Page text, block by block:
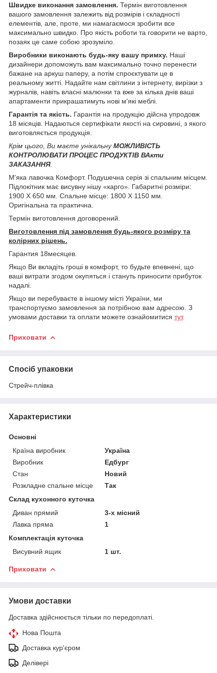
Швидке виконання замовлення. Термін виготовлення
вашого замовлення залежить від розмірів і складності
елементів, але, проте, ми намагаємося зробити все
максимально швидко. Про якість роботи та говорити не варто,
позаяк це саме собою зрозуміло.
Виробники виконають будь-яку вашу примху. Наші
дизайнери допоможуть вам максимально точно перенести
бажане на аркуш паперу, а потім спроєктувати це в
реальному житті. Надайте нам світлини з інтернету, вирізки з
журналів, навіть власні малюнки та вже за кілька днів ваші
апартаменти прикрашатимуть нові м'які меблі.
Гарантія та якість. Гарантія на продукцію дійсна упродовж
18 місяців. Надаються сертифікати якості на сировині, з якого
виготовляється продукція.
Крім цього, Ви маєте унікальнуМОЖЛИВІСТЬ
КОНТРОЛЮВАТИ ПРОЦЕС ПРОДУКТІВ ВАкти
ЗАКАЗАННЯ.
М'яка лавочка Комфорт. Подушечна серія зі спальним місцем.
Підлокітник має висувну нішу «карго». Габаритні розміри:
1900 X 650 мм. Спальне місце: 1800 X 1150 мм.
Оригінальна та практична.
Термін виготовлення договорений.
Виготовлення під замовлення будь-якого розміру та
колірних рішень.
Гарантия 18месяцев.
Якщо Ви вкладіть гроші в комфорт, то будьте впевнені, що
ваші витрати згодом окупяться і стануть приносити прибуток
надалі.
Якщо ви перебуваєте в іншому місті України, ми
транспортуємо замовлення за потрібною вам адресою. З
умовами доставки та оплати можете ознайомитися тут.
Приховати
Спосіб упаковки
Стрейч-плівка
Характеристики
Основні
Країна виробник
Україна
Виробник
Едбург
Стан
Новий
Розкладне спальне місце
Так
Склад кухонного куточка
Диван прямий
3-х місний
Лавка пряма
1
Комплектація куточка
Висувний ящик
1 шт.
Приховати
Умови доставки
Доставка здійснюється тільки по передоплаті.
Нова Пошта
Доставка кур'єром
Делівері